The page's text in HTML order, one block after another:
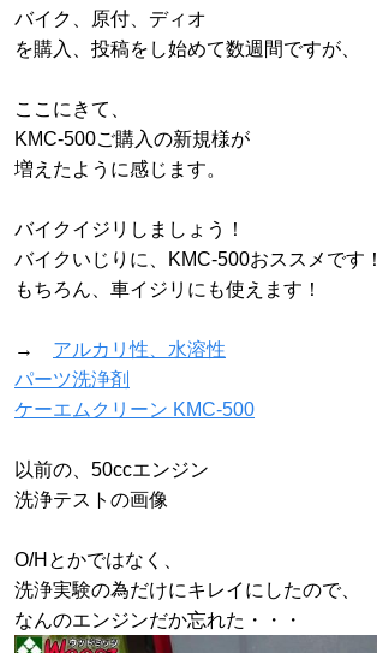
バイク、原付、ディオ
を購入、投稿をし始めて数週間ですが、
ここにきて、
KMC-500ご購入の新規様が
増えたように感じます。
バイクイジリしましょう！
バイクいじりに、KMC-500おススメです！
もちろん、車イジリにも使えます！
→ アルカリ性、水溶性
パーツ洗浄剤
ケーエムクリーン KMC-500
以前の、50ccエンジン
洗浄テストの画像
O/Hとかではなく、
洗浄実験の為だけにキレイにしたので、
なんのエンジンだか忘れた・・・